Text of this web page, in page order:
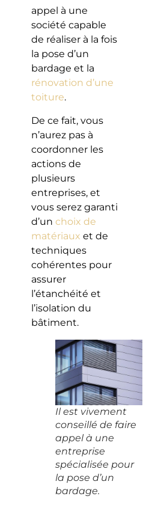
appel à une
société capable
de réaliser à la fois
la pose d’un
bardage et la
rénovation d’une
toiture.
De ce fait, vous
n’aurez pas à
coordonner les
actions de
plusieurs
entreprises, et
vous serez garanti
d’un choix de
matériaux et de
techniques
cohérentes pour
assurer
l’étanchéité et
l’isolation du
bâtiment.
Il est vivement
conseillé de faire
appel à une
entreprise
spécialisée pour
la pose d’un
bardage.